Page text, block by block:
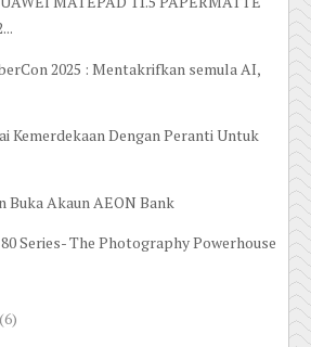
2025 : Mentakrifkan semula AI,
Kemerdekaan Dengan Peranti Untuk
Buka Akaun AEON Bank
Series- The Photography Powerhouse
(6)